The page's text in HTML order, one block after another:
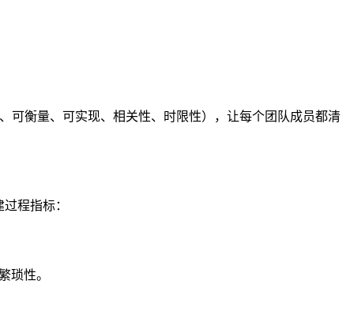
可衡量、可实现、相关性、时限性），让每个团队成员都清
程指标：
琐性。